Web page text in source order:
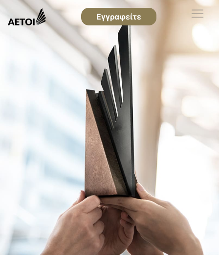
Εγγραφείτε